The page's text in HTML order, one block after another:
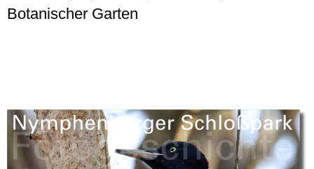
Botanischer Garten